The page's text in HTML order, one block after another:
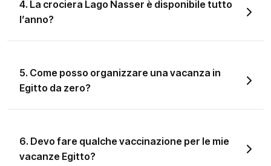
4. La crociera Lago Nasser è disponibile tutto
l’anno?
5. Come posso organizzare una vacanza in
Egitto da zero?
6. Devo fare qualche vaccinazione per le mie
vacanze Egitto?